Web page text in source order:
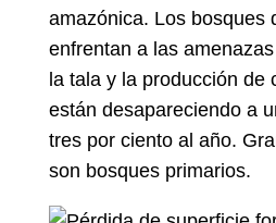
amazónica. Los bosques
enfrentan a las
la tala y la producción de
están desapareciendo a
tres por ciento al año.
son bosques primarios.